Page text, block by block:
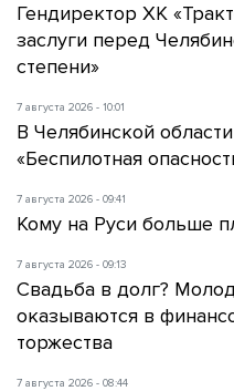
Гендиректор ХК
заслуги перед
степени»
7 августа 2026 - 10:01
В Челябинской
«Беспилотная
7 августа 2026 - 09:41
Кому на Руси больше
7 августа 2026 - 09:13
Свадьба в долг?
оказываются в
торжества
7 августа 2026 - 08:44